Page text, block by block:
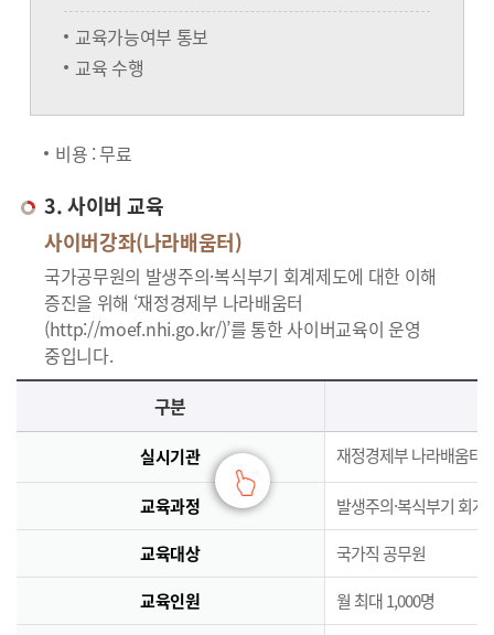
교육가능여부 통보
교육 수행
비용 : 무료
3. 사이버 교육
사이버강좌(나라배움터)
국가공무원의 발생주의·복식부기 회계제도에 대한 이해
증진을 위해 ‘재정경제부 나라배움터
(http://moef.nhi.go.kr/)’를 통한 사이버교육이 운영
중입니다.
사이버교육의 사이버강좌(나라배움터)에 대한 안내로 실시기관, 교육과정, 대상, 인원, 시간, 인정시간, 신청(기간,절차), 수료(요건,평가,수료증)으로 구분되며 이에 해당하는 내용으로 구성된 표 입니다.
구분
실시기관 재정경제부 나라배움터(
교육과정 발생주의·복식부기 회계
교육대상 국가직 공무원
교육인원 월 최대 1,000명